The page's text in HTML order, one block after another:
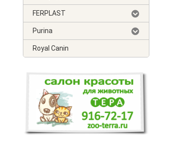
FERPLAST
Purina
Royal Canin